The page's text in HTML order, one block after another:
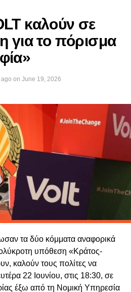
Συμβούλιο συμμετέχουν η
Δημητρίου, ο Γενικός
Στεφάνου, ο Πρόεδρος
ο Πρόεδρος του ΔΗΚΟ,
ο Πρόεδρος του ΑΛΜΑ –
Μιχαηλίδης, καθώς και
Φειδίας
επίσης ο Υπουργός
Κόμπος, ο Κυβερνητικός
Λετυμπιώτης, ο
Εκπρόσωπος, Γιάννης
Μενέλαος Μενελάου, ο
και επικεφαλής της ΚΥΠ,
του Διπλωματικού Γραφείου
Δώρος Βενέζης, καθώς
Τύπου του Προέδρου,
καλούν σε
για το πόρισμα
on June 19, 2026
τα δύο κόμματα αναφορικά
υπόθεση «Κράτος-
καλούν τους πολίτες να
22 Ιουνίου, στις 18:30, σε
έξω από τη Νομική Υπηρεσία